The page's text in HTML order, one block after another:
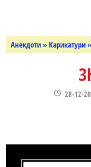
Анекдоти»Карикатури»
28-12-